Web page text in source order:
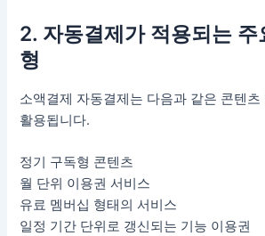
2. 자동결제가 적용되는 주
형
소액결제 자동결제는 다음과 같은 콘텐
활용됩니다.
정기 구독형 콘텐츠
월 단위 이용권 서비스
유료 멤버십 형태의 서비스
일정 기간 단위로 갱신되는 기능 이용권